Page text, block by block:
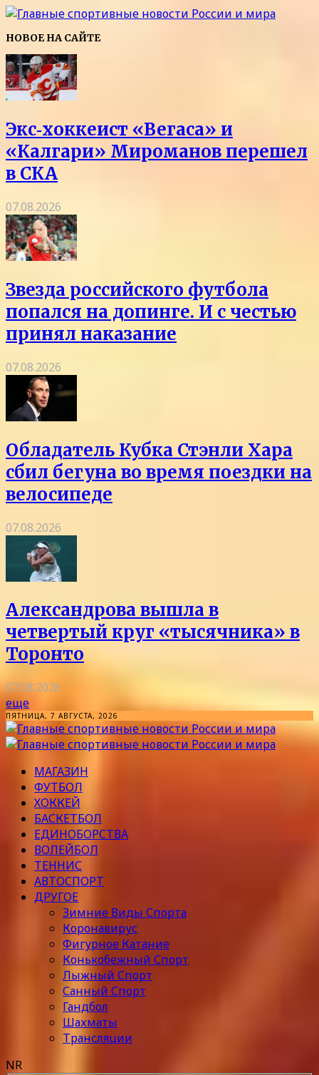
НОВОЕ НА САЙТЕ
Экс‑хоккеист «Вегаса» и
«Калгари» Мироманов перешел
в СКА
07.08.2026
Звезда российского футбола
попался на допинге. И с честью
принял наказание
07.08.2026
Обладатель Кубка Стэнли Хара
сбил бегуна во время поездки на
велосипеде
07.08.2026
Александрова вышла в
четвертый круг «тысячника» в
Торонто
07.08.2026
еще
ПЯТНИЦА, 7 АВГУСТА, 2026
МАГАЗИН
ФУТБОЛ
ХОККЕЙ
БАСКЕТБОЛ
ЕДИНОБОРСТВА
ВОЛЕЙБОЛ
ТЕННИС
АВТОСПОРТ
ДРУГОЕ
Зимние Виды Спорта
Коронавирус
Фигурное Катание
Конькобежный Спорт
Лыжный Спорт
Санный Спорт
Гандбол
Шахматы
Трансляции
NR